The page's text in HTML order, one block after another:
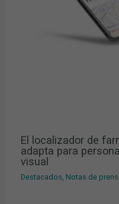
El localizador de
adapta para
visual
Destacados Notas de